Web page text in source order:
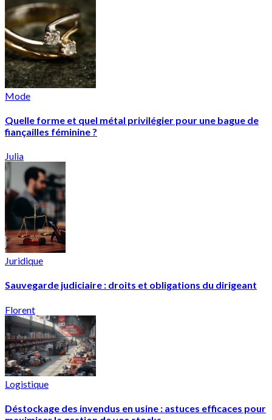
Mode
Quelle forme et quel métal privilégier pour une bague de
fiançailles féminine ?
Julia
Juridique
Sauvegarde judiciaire : droits et obligations du dirigeant
Florent
Logistique
Déstockage des invendus en usine : astuces efficaces pour